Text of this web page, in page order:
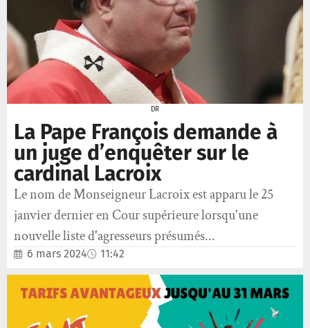
DR
La Pape François demande à
un juge d’enquêter sur le
cardinal Lacroix
Le nom de Monseigneur Lacroix est apparu le 25
janvier dernier en Cour supérieure lorsqu'une
nouvelle liste d'agresseurs présumés...
6 mars 2024 11:42